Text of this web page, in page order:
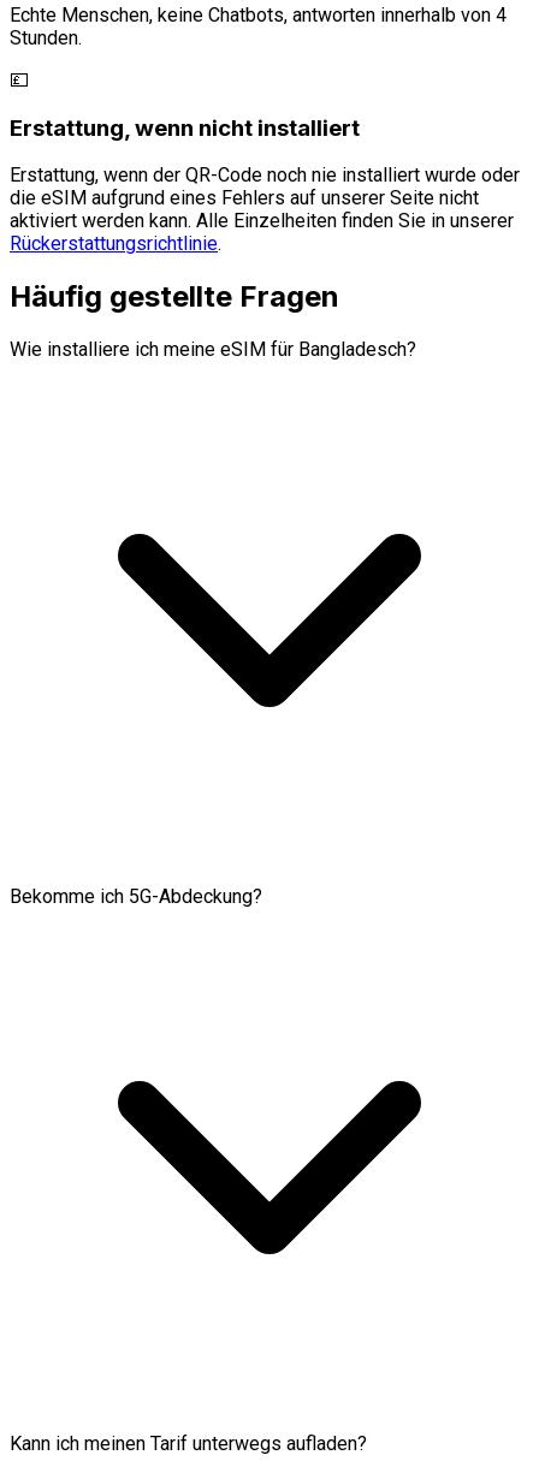
Echte Menschen, keine Chatbots, antworten innerhalb von 4
Stunden.
💷
Erstattung, wenn nicht installiert
Erstattung, wenn der QR-Code noch nie installiert wurde oder
die eSIM aufgrund eines Fehlers auf unserer Seite nicht
aktiviert werden kann. Alle Einzelheiten finden Sie in unserer
Rückerstattungsrichtlinie.
Häufig gestellte Fragen
Wie installiere ich meine eSIM für Bangladesch?
Bekomme ich 5G-Abdeckung?
Kann ich meinen Tarif unterwegs aufladen?